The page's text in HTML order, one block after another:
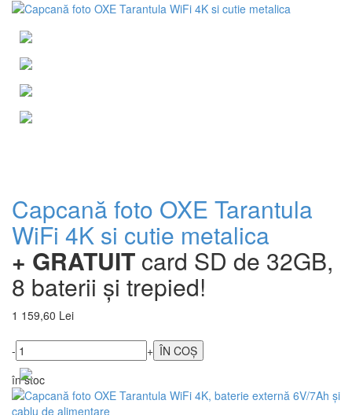
Capcană foto OXE Tarantula
WiFi 4K si cutie metalica
+ GRATUIT card SD de 32GB,
8 baterii și trepied!
1 159,60 Lei
-
+
în stoc